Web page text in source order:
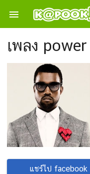

เพลง power
แชร์ไป facebook